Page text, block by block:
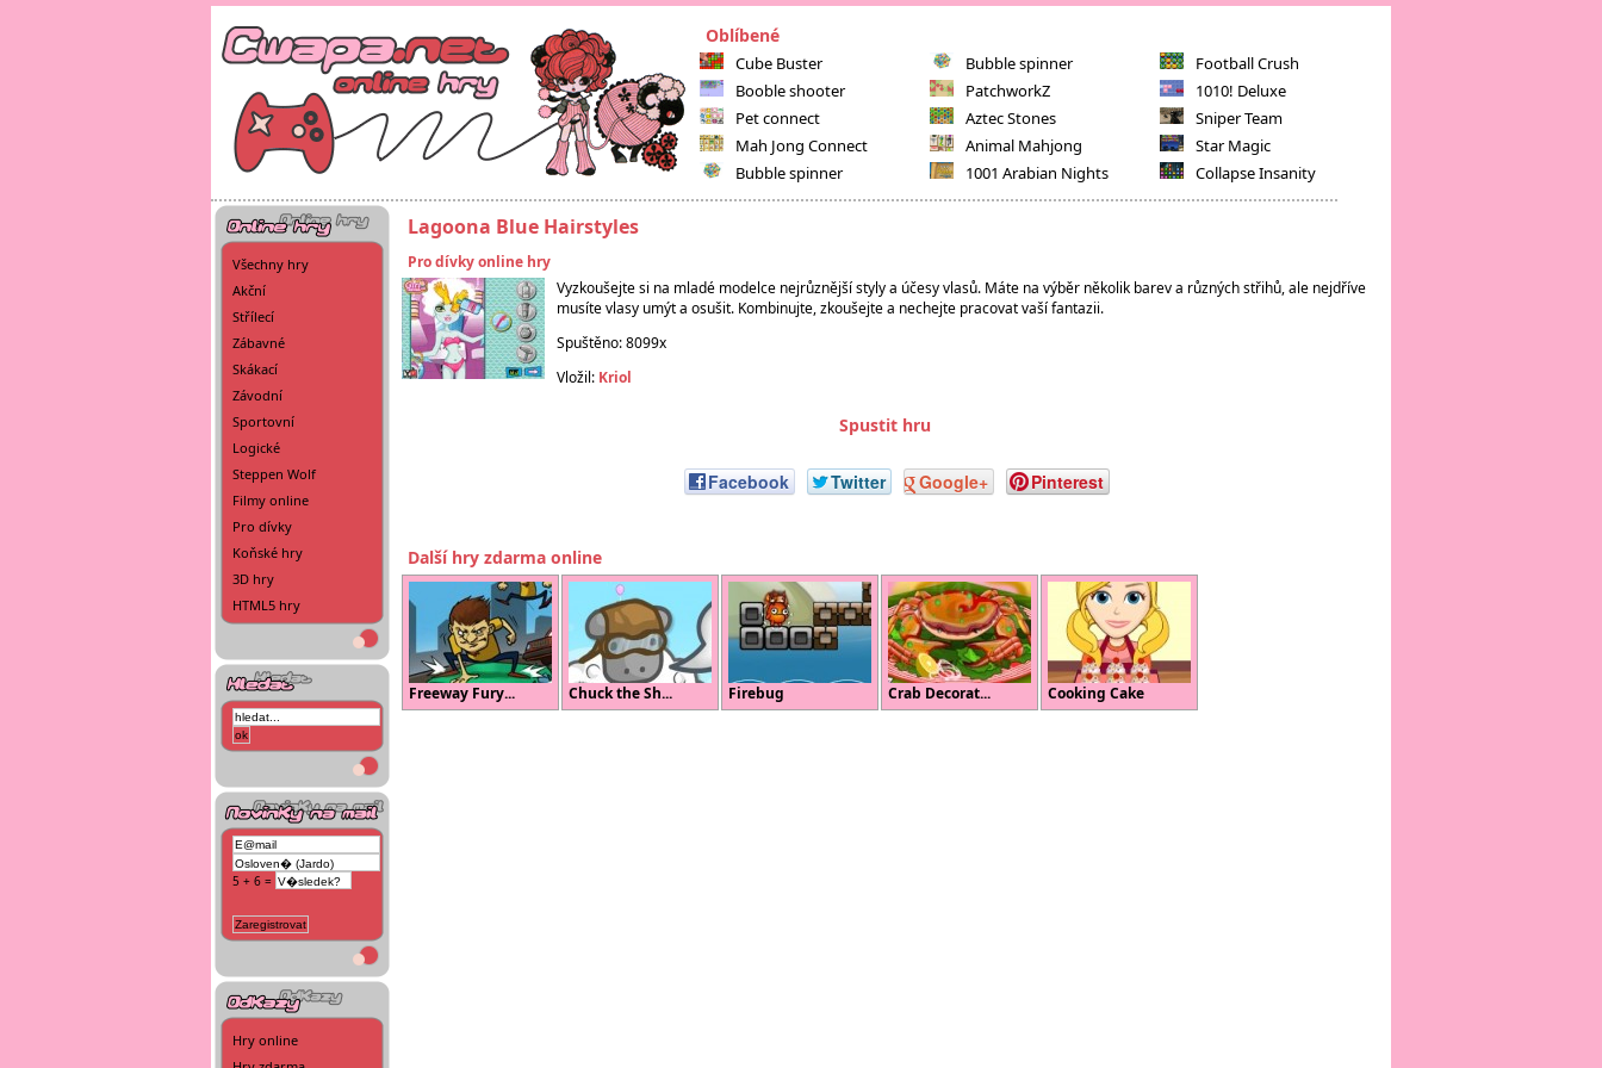
Oblíbené
Cube Buster
Booble shooter
Pet connect
Mah Jong Connect
Bubble spinner
Bubble spinner
PatchworkZ
Aztec Stones
Animal Mahjong
1001 Arabian Nights
Football Crush
1010! Deluxe
Sniper Team
Star Magic
Collapse Insanity
Všechny hry
Akční
Střílecí
Zábavné
Skákací
Závodní
Sportovní
Logické
Steppen Wolf
Filmy online
Pro dívky
Koňské hry
3D hry
HTML5 hry
5 + 6 =
Hry online
Lagoona Blue Hairstyles
Pro dívky online hry
Vyzkoušejte si na mladé modelce nejrůznější styly a účesy vlasů. Máte na výběr několik barev a různých střihů, ale nejdříve
musíte vlasy umýt a osušit. Kombinujte, zkoušejte a nechejte pracovat vaší fantazii.
Spuštěno: 8099x
Vložil: Kriol
Spustit hru
Facebook Twitter Google+ Pinterest
Další hry zdarma online
Freeway Fury... Chuck the Sh... Firebug Crab Decorat... Cooking Cake